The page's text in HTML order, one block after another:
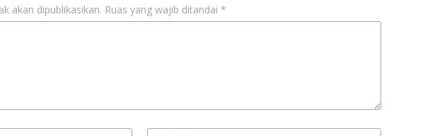
akan dipublikasikan. Ruas yang wajib ditandai *